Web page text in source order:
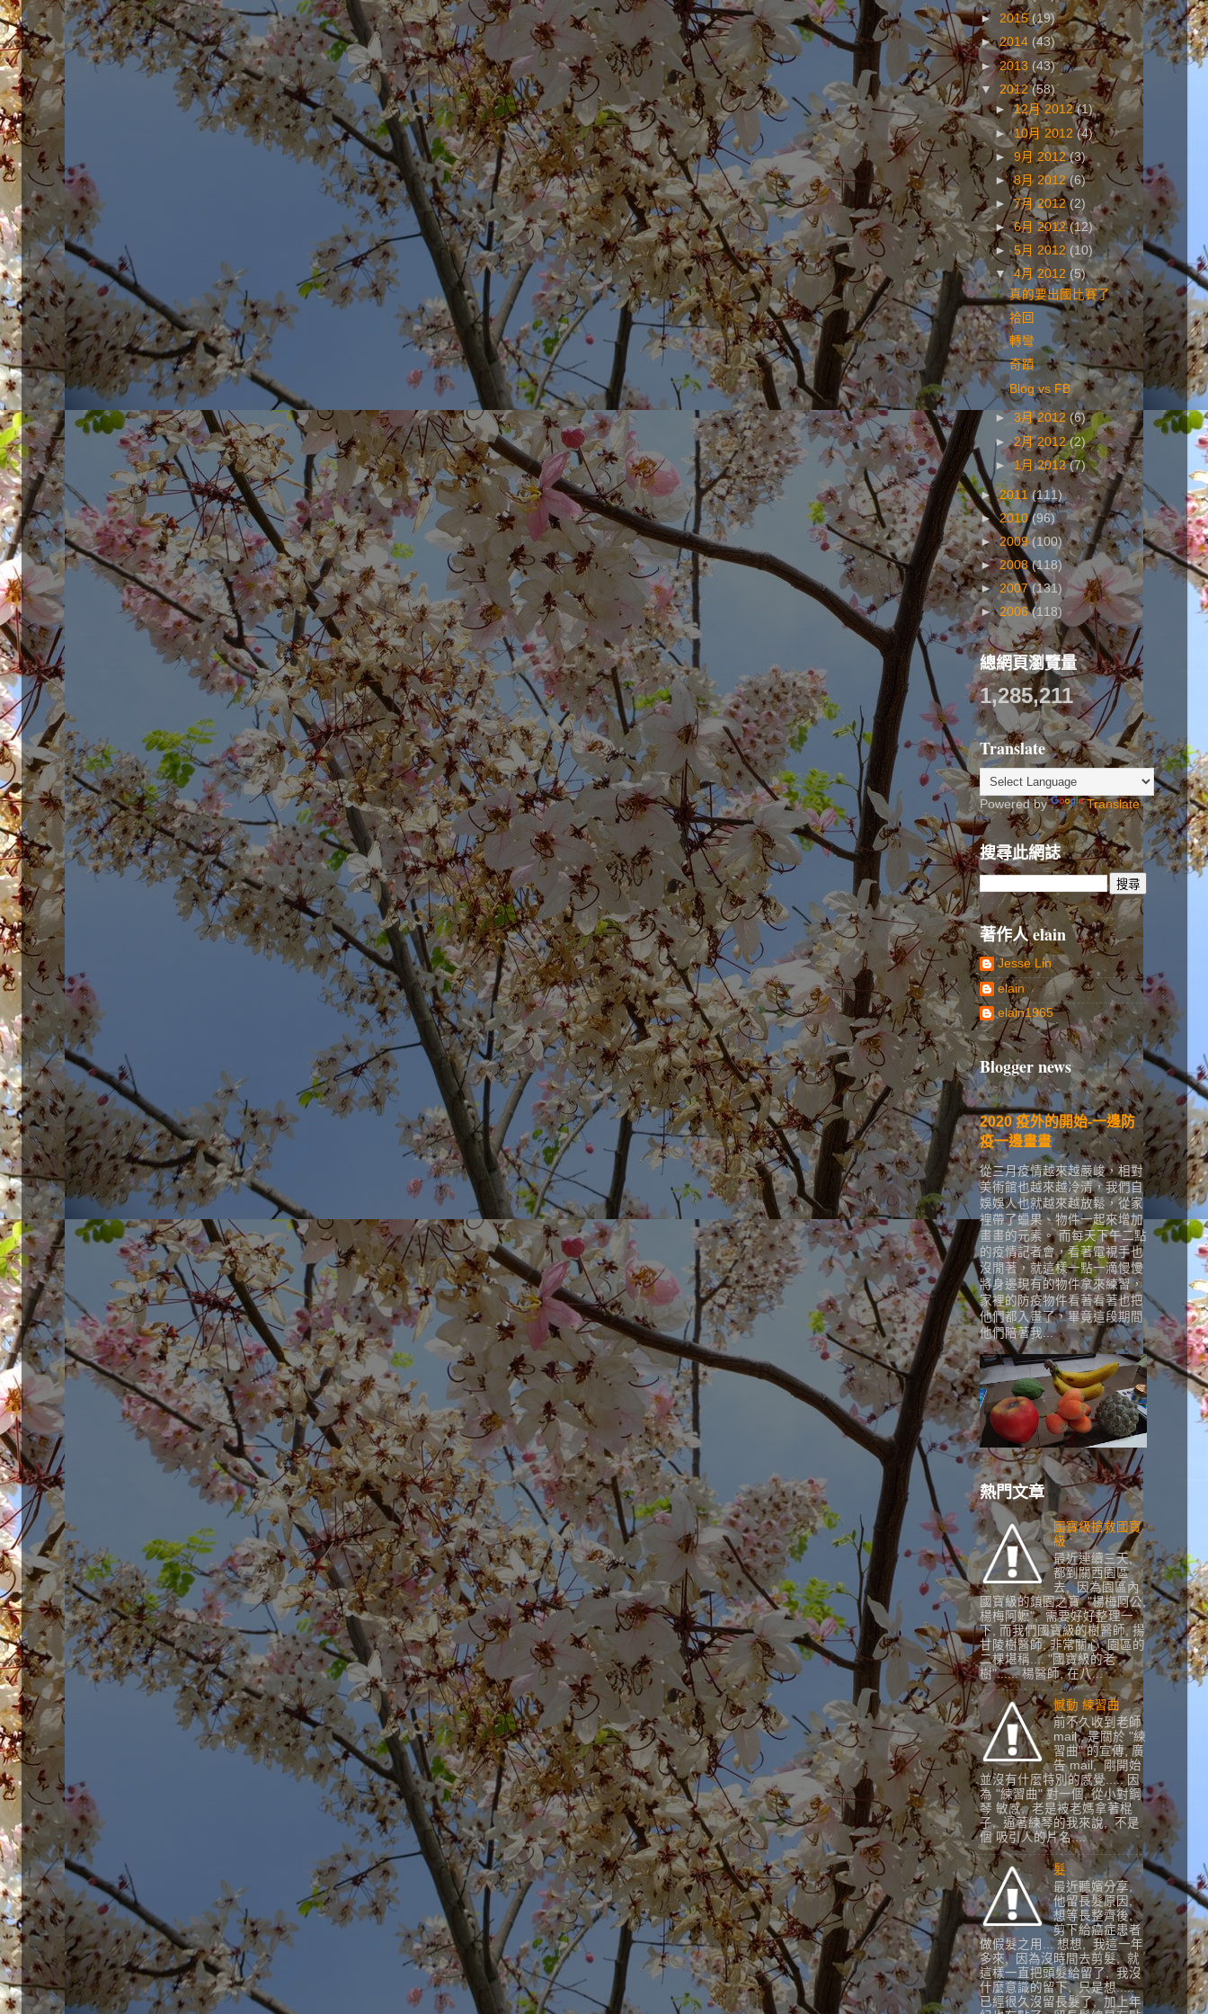
► 2015(19)
►2014 (43)
►2013 (43)
▼ 2012(58)
►12月 2012(1)
►10月 2012(4)
► 9月 2012(3)
►8月 2012(6)
►7月 2012(2)
►6月 2012(12)
►5月 2012 (10)
▼ 4月 2012 (5)
真的要出國比賽了
拾回
轉彎
奇蹟
Blog vs FB
► 3月 2012 (6)
►2月 2012(2)
►1月 2012(7)
►2011(111)
►2010(96)
►2009(100)
►2008(118)
► 2007(131)
►2006(118)
總網頁瀏覽量
1,285,211
Translate
Powered by Translate
搜尋此網誌
著作人 elain
Jesse Lin
elain
elain1965
Blogger news
2020 疫外的開始-一邊防
疫一邊畫畫
從三月疫情越來越嚴峻，相對
美術館也越來越冷清，我們自
娛娛人也就越來越放鬆，從家
裡帶了蠟果、物件一起來增加
畫畫的元素。 而每天下午二點
的疫情記者會，看著電視手也
沒閒著，就這樣一點一滴慢慢
將身邊現有的物件拿來練習，
家裡的防疫物件看著看著也把
他們都入畫了，畢竟這段期間
他們陪著我...
熱門文章
國寶級搶救國寶
級
最近連續三天,
都到關西園區
去, 因為園區內
國寶級的鎮園之寶 "楊梅阿公,
楊梅阿嬷", 需要好好整理一
下, 而我們國寶級的樹醫師, 揚
甘陵樹醫師, 非常關心, 園區的
二棵堪稱.... "國寶級的老
樹"...... 楊醫師, 在八...
憾動 練習曲
前不久收到老師
mail , 是關於 "練
習曲" 的宣傳, 廣
告 mail, 剛開始
並沒有什麼特別的感覺..... 因
為 "練習曲" 對一個, 從小對鋼
琴 敏感, 老是被老媽拿著棍
子, 逼著練琴的我來說, 不是
個 吸引人的片名....
髮
最近聽嬪分享,
他留長髮原因,
想等長整齊後,
剪下給癌症患者
做假髮之用... 想想, 我這一年
多來, 因為沒時間去剪髮, 就
這樣一直把頭髮給留了, 我沒
什麼意識的留下, 只是想.....
已經很久沒留長髮了, 加上年